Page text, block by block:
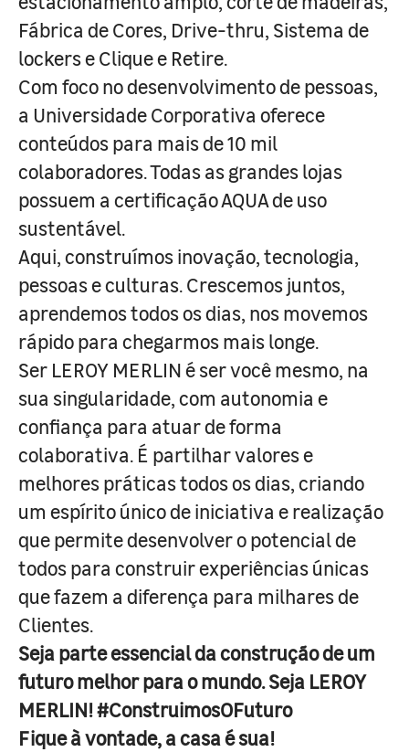
Fábrica de Cores, Drive-thru, Sistema de
lockers e Clique e Retire.
Com foco no desenvolvimento de pessoas,
a Universidade Corporativa oferece
conteúdos para mais de 10 mil
colaboradores. Todas as grandes lojas
possuem a certificação AQUA de uso
sustentável.
Aqui, construímos inovação, tecnologia,
pessoas e culturas. Crescemos juntos,
aprendemos todos os dias, nos movemos
rápido para chegarmos mais longe.
Ser LEROY MERLIN é ser você mesmo, na
sua singularidade, com autonomia e
confiança para atuar de forma
colaborativa. É partilhar valores e
melhores práticas todos os dias, criando
um espírito único de iniciativa e realização
que permite desenvolver o potencial de
todos para construir experiências únicas
que fazem a diferença para milhares de
Clientes.
Seja parte essencial da construção de um
futuro melhor para o mundo. Seja LEROY
MERLIN! #ConstruimosOFuturo
Fique à vontade, a casa é sua!